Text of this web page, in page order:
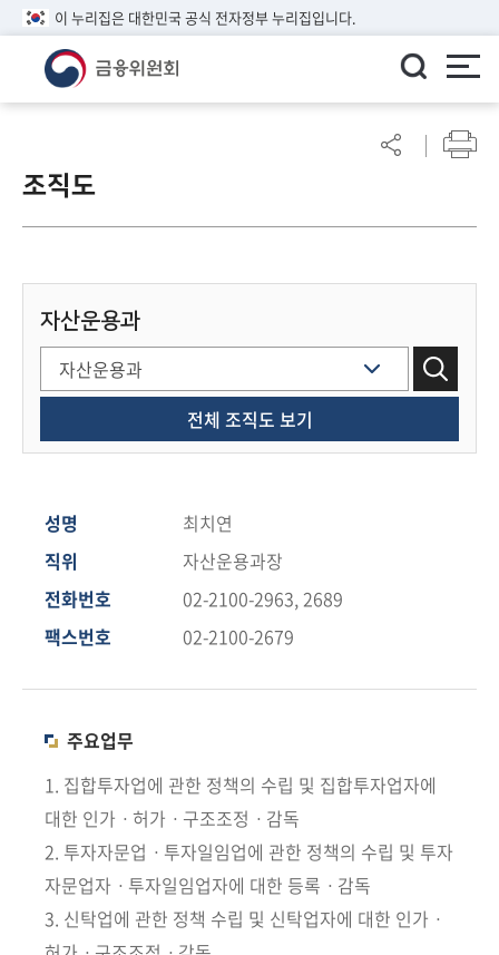
이 누리집은 대한민국 공식 전자정부 누리집입니다.
린
이알
개
조직도
자산운용과
전체 조직도 보기
성명
최치연
직위
자산운용과장
전화번호
02-2100-2963, 2689
팩스번호
02-2100-2679
주요업무
1. 집합투자업에 관한 정책의 수립 및 집합투자업자에
대한 인가ㆍ허가ㆍ구조조정ㆍ감독
2. 투자자문업ㆍ투자일임업에 관한 정책의 수립 및 투자
자문업자ㆍ투자일임업자에 대한 등록ㆍ감독
3. 신탁업에 관한 정책 수립 및 신탁업자에 대한 인가ㆍ